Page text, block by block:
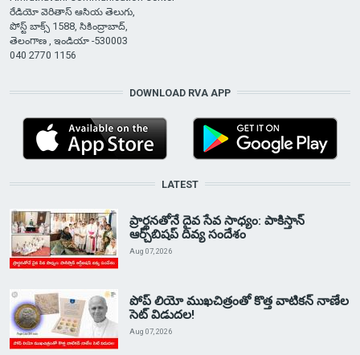
రేడియో వెరితాస్ ఆసియ తెలుగు,
పోస్ట్ బాక్స్ 1588, సికింద్రాబాద్,
తెలంగాణ , ఇండియా -530003
040 2770 1156
DOWNLOAD RVA APP
LATEST
ప్రార్థనతోనే దైవ సేవ సాధ్యం: పాకిస్తాన్‌
ఆర్చ్‌బిషప్ దివ్య సందేశం
Aug 07, 2026
పోప్ లియో ముఖచిత్రంతో కొత్త వాటికన్ నాణేల
సెట్ విడుదల!
Aug 07, 2026